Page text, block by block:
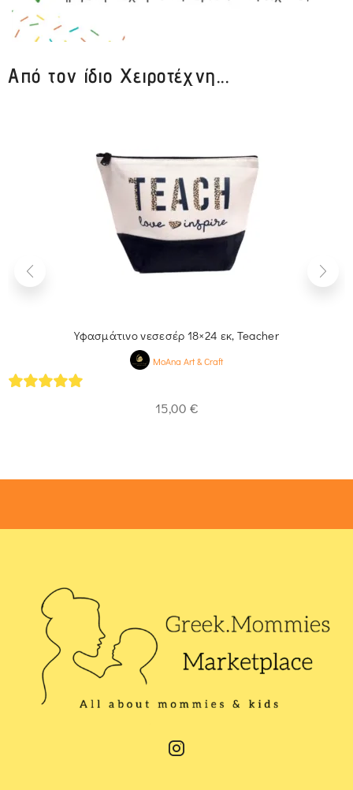
Από τον ίδιο Χειροτέχνη...
Υφασμάτινο νεσεσέρ 18×24 εκ, Teacher
MoAna Art & Craft
15,00 €